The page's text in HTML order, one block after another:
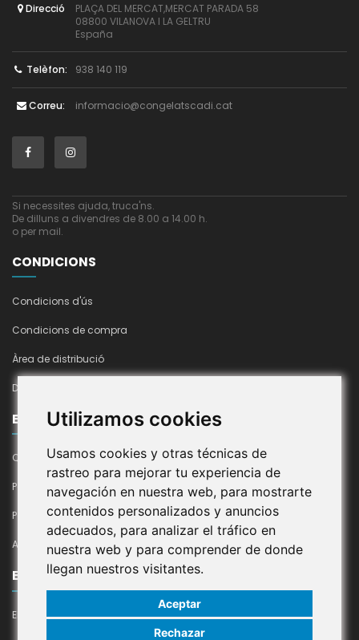
Utilizamos cookies
Usamos cookies y otras técnicas de
rastreo para mejorar tu experiencia de
navegación en nuestra web, para mostrarte
contenidos personalizados y anuncios
adecuados, para analizar el tráfico en
nuestra web y para comprender de donde
llegan nuestros visitantes.
Aceptar
Rechazar
EL MEU COMPTE
El meu compte
EMPRESA
Qui Som
Política De Cookies
Política De Privacitat En Xarxes Socials
Avís Legal
CONDICIONS
Condicions d'ús
Condicions de compra
Àrea de distribució
Declaració d'accesibilitat
Direcció
PLAÇA DEL MERCAT,MERCAT PARADA 58
08800 VILANOVA I LA GELTRU
España
Telèfon: 938 140 119
Correu: informacio@congelatscadi.cat
Si necessites ajuda, truca'ns.
De dilluns a divendres de 8.00 a 14.00 h.
o per mail.